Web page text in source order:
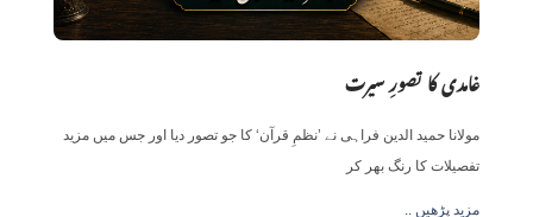
غامدی کا تصورِ سیرت
مولانا حمید الدین فراہی نے ’نظمِ قرآن‘ کا جو تصور دیا اور جس میں مزید
تفصیلات کا رنگ بھر کر
.. مزید پڑھیں